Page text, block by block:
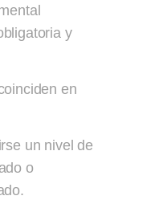
y
en
un nivel de
o